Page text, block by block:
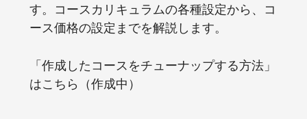
す。コースカリキュラムの各種設定から、コ
ース価格の設定までを解説します。
「作成したコースをチューナップする方法」
はこちら（作成中）